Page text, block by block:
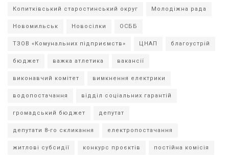
Копитківський старостинський округ Молодіжна рада
Новомильськ Новосілки ОСББ
ТЗОВ «Комунальних підприємств» ЦНАП благоустрій
бюджет важка атлетика вакансії
виконавчий комітет вимкнення електрики
водопостачання відділ соціальних гарантій
громадський бюджет депутат
депутати 8-го скликання електропостачання
житлові субсидії конкурс проєктів постійна комісія